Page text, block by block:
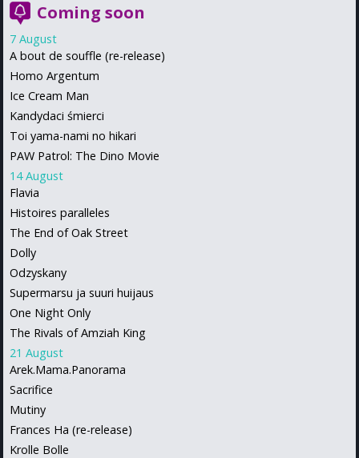
Coming soon
7 August
A bout de souffle (re-release)
Homo Argentum
Ice Cream Man
Kandydaci śmierci
Toi yama-nami no hikari
PAW Patrol: The Dino Movie
14 August
Flavia
Histoires paralleles
The End of Oak Street
Dolly
Odzyskany
Supermarsu ja suuri huijaus
One Night Only
The Rivals of Amziah King
21 August
Arek.Mama.Panorama
Sacrifice
Mutiny
Frances Ha (re-release)
Krolle Bolle